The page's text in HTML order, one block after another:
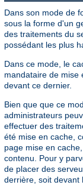
Dans son mode de
sous la forme d'un
des traitements du
possédant les plus
Dans ce mode, le
mandataire de mise
devant ce dernier.
Bien que que ce
administrateurs
effectuer des
été mise en cache,
page mise en
contenu. Pour y
de placer des
derrière, soit devant